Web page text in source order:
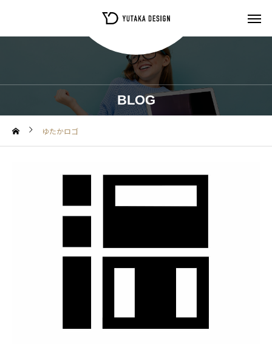
BLOG
ゆたかロゴ